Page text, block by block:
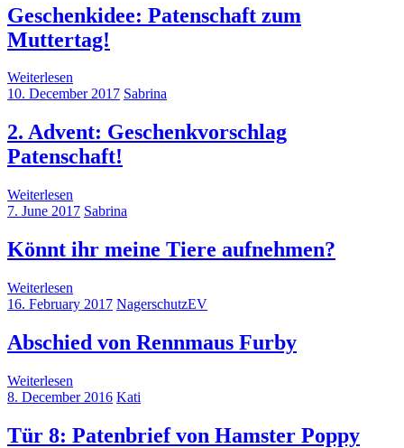
Geschenkidee: Patenschaft zum
Muttertag!
Weiterlesen
10. December 2017 Sabrina
2. Advent: Geschenkvorschlag
Patenschaft!
Weiterlesen
7. June 2017 Sabrina
Könnt ihr meine Tiere aufnehmen?
Weiterlesen
16. February 2017 NagerschutzEV
Abschied von Rennmaus Furby
Weiterlesen
8. December 2016 Kati
Tür 8: Patenbrief von Hamster Poppy